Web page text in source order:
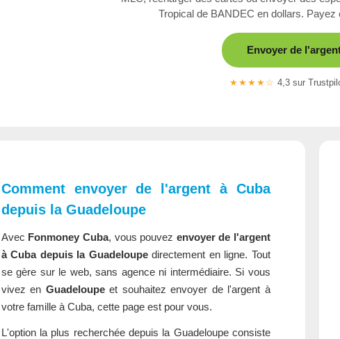
Tropical de BANDEC en dollars. Payez
Envoyer de
★★★★☆ 4,3 sur
Comment envoyer de l'argent à Cuba
depuis la Guadeloupe
Avec Fonmoney Cuba, vous pouvez envoyer de l'argent
à Cuba depuis la Guadeloupedirectement en ligne. Tout
se gère sur le web, sans agence ni intermédiaire. Si vous
vivez en Guadeloupeet souhaitez envoyer de l'argent à
votre famille à Cuba, cette page est pour vous.
L'option la plus recherchée depuis la Guadeloupe consiste